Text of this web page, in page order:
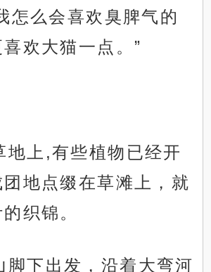
怎么会喜欢臭脾气的
欢大猫一点。”
地上,有些植物已经开
地点缀在草滩上，就
织锦。
脚下出发，沿着大弯河